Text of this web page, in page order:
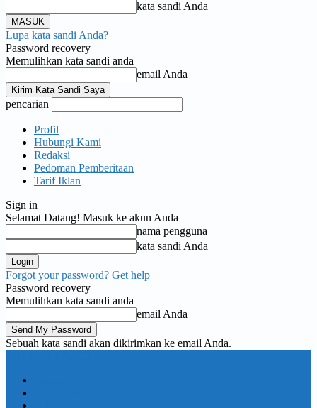
kata sandi Anda
Lupa kata sandi Anda?
Password recovery
Memulihkan kata sandi anda
email Anda
pencarian
Profil
Hubungi Kami
Redaksi
Pedoman Pemberitaan
Tarif Iklan
Sign in
Selamat Datang! Masuk ke akun Anda
nama pengguna
kata sandi Anda
Forgot your password? Get help
Password recovery
Memulihkan kata sandi anda
email Anda
Sebuah kata sandi akan dikirimkan ke email Anda.